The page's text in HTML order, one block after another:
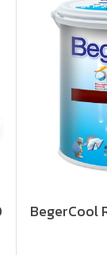
BegerCool